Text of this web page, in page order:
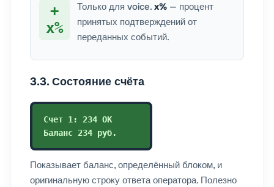
+
x%
Только для voice. x% — процент
принятых подтверждений от
переданных событий.
3.3. Состояние счёта
Счет 1: 234 OK
Баланс 234 руб.
Показывает баланс, определённый блоком, и
оригинальную строку ответа оператора. Полезно